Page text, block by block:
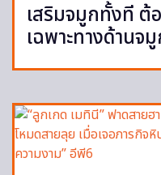
เสริมจมูกทั้งที ต้
เฉพาะทางด้านจ